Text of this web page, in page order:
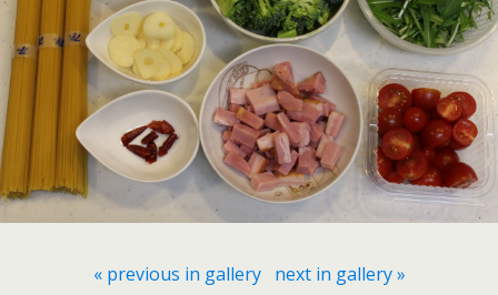
« previous in gallery next in gallery »